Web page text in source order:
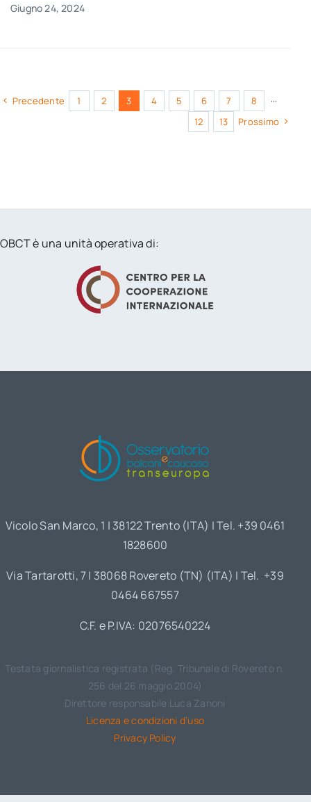
Giugno 24, 2024
Precedente 1 2 3 4 5 6 7 8
···
12
13 Prossimo
OBCT è una unità operativa di:
Vicolo San Marco, 1 | 38122 Trento (ITA) | Tel. +39 0461
1828600
Via Tartarotti, 7 | 38068 Rovereto (TN) (ITA) | Tel. +39
0464 667557
C.F. e P.IVA: 02076540224
Testata giornalistica registrata (Reg. Tribunale di Rovereto n.
256 del 26 maggio 2004)
Direttore responsabile Luca Zanoni
Licenza e condizioni d’uso
Privacy Policy